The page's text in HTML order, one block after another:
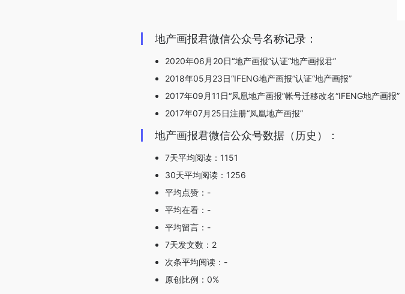
地产画报君微信公众号名称记录：
2020年06月20日“地产画报”认证“地产画报君”
2018年05月23日“IFENG地产画报”认证“地产画报”
2017年09月11日“凤凰地产画报”帐号迁移改名“IFENG地产画报”
2017年07月25日注册“凤凰地产画报”
地产画报君微信公众号数据（历史）：
7天平均阅读：1151
30天平均阅读：1256
平均点赞：-
平均在看：-
平均留言：-
7天发文数：2
次条平均阅读：-
原创比例：0%